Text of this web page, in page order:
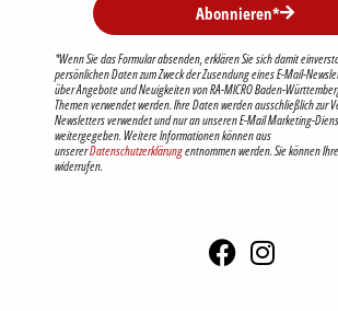
Abonnieren*
*Wenn Sie das Formular absenden, erklären Sie sich damit
persönlichen Daten zum Zweck der Zusendung eines E-Mail-
über Angebote und Neuigkeiten von RA-MICRO Baden-
Themen verwendet werden. Ihre Daten werden ausschließlich zur
Newsletters verwendet und nur an unseren E-Mail Marketing-
weitergegeben. Weitere Informationen können aus
unsererDatenschutzerklärungentnommen werden. Sie können
widerrufen.